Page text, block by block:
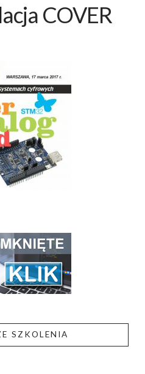
COVER
SZKOLENIA